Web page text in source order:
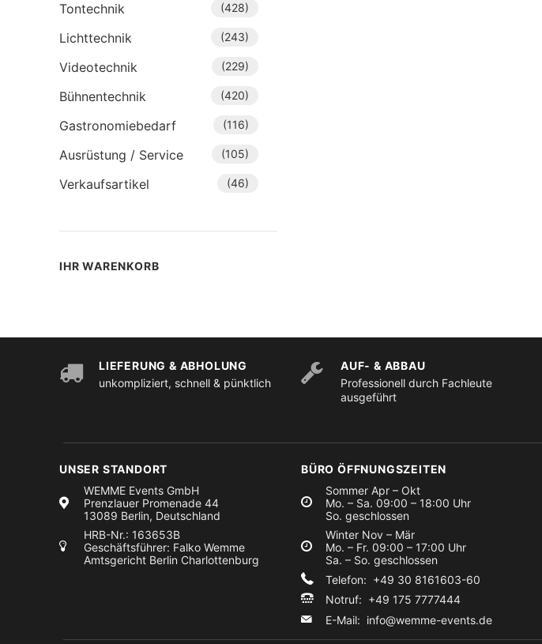
Tontechnik (428)
Lichttechnik (243)
Videotechnik (229)
Bühnentechnik (420)
Gastronomiebedarf (116)
Ausrüstung / Service (105)
Verkaufsartikel (46)
IHR WARENKORB
LIEFERUNG & ABHOLUNG
unkompliziert, schnell & pünktlich
AUF- & ABBAU
Professionell durch Fachleute
ausgeführt
UNSER STANDORT
WEMME Events GmbH
Prenzlauer Promenade 44
13089 Berlin, Deutschland
HRB-Nr.: 163653B
Geschäftsführer: Falko Wemme
Amtsgericht Berlin Charlottenburg
BÜRO ÖFFNUNGSZEITEN
Sommer Apr – Okt
Mo. – Sa. 09:00 – 18:00 Uhr
So. geschlossen
Winter Nov – Mär
Mo. – Fr. 09:00 – 17:00 Uhr
Sa. – So. geschlossen
Telefon: +49 30 8161603-60
Notruf: +49 175 7777444
E-Mail: info@wemme-events.de